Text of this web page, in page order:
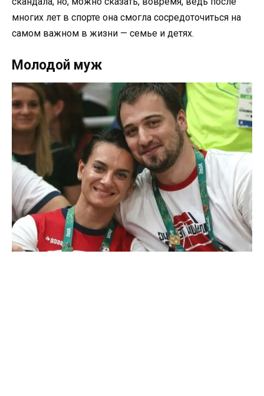
многих лет в спорте она смогла сосредоточиться на
самом важном в жизни — семье и детях.
Молодой муж